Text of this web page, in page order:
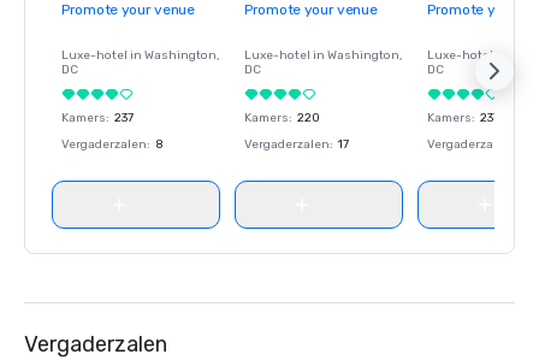
Promote your venue
Luxe-hotel in Washington,
DC
Kamers: 237
Vergaderzalen: 8
Promote your venue
Luxe-hotel in Washington,
DC
Kamers: 220
Vergaderzalen: 17
Promote your
Luxe-hotel in
DC
Kamers: 237
Vergaderzalen
Vergaderzalen